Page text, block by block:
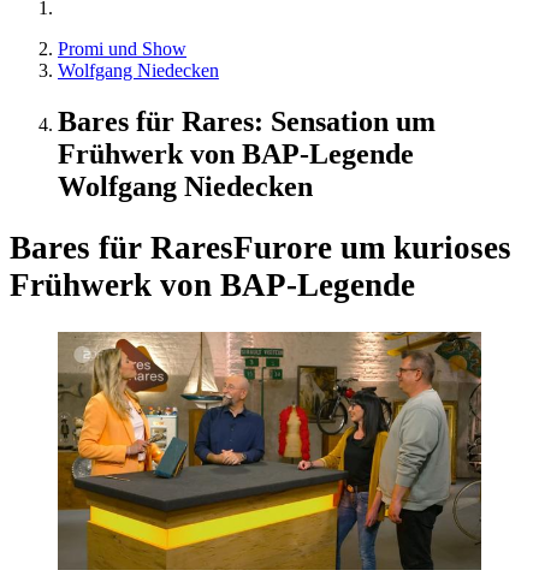
Promi und Show
Wolfgang Niedecken
Bares für Rares: Sensation um
Frühwerk von BAP-Legende
Wolfgang Niedecken
Bares für RaresFurore um kurioses
Frühwerk von BAP-Legende